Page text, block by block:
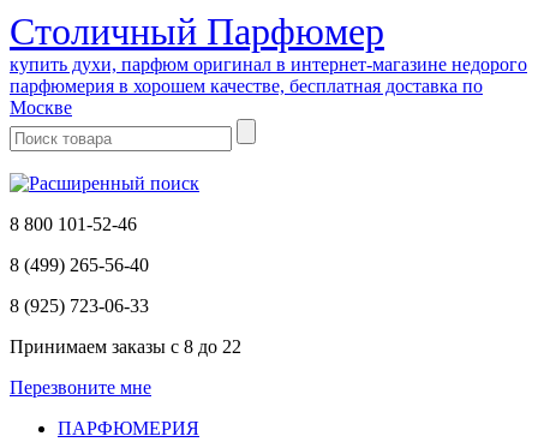
Cтоличный Парфюмер
купить духи, парфюм оригинал в интернет-магазине недорого
парфюмерия в хорошем качестве, бесплатная доставка по
Москве
8 800 101-52-46
8 (499) 265-56-40
8 (925) 723-06-33
Принимаем заказы с 8 до 22
Перезвоните мне
ПАРФЮМЕРИЯ